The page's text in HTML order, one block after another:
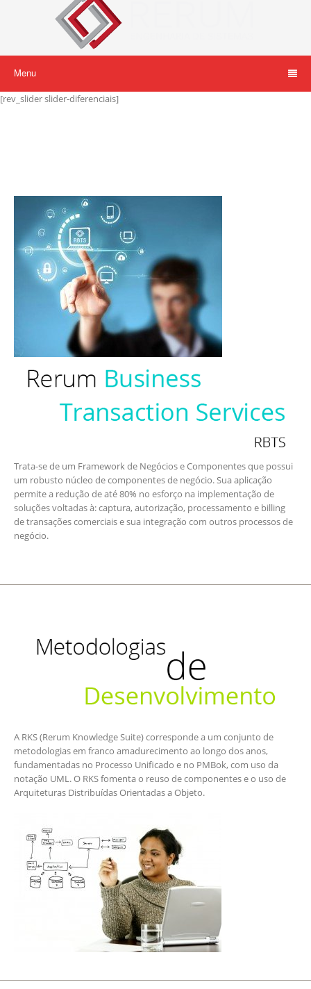
Menu
[rev_slider slider-diferenciais]
Trata-se de um Framework de Negócios e Componentes que possui
um robusto núcleo de componentes de negócio. Sua aplicação
permite a redução de até 80% no esforço na implementação de
soluções voltadas à: captura, autorização, processamento e billing
de transações comerciais e sua integração com outros processos de
negócio.
A RKS (Rerum Knowledge Suite) corresponde a um conjunto de
metodologias em franco amadurecimento ao longo dos anos,
fundamentadas no Processo Unificado e no PMBok, com uso da
notação UML. O RKS fomenta o reuso de componentes e o uso de
Arquiteturas Distribuídas Orientadas a Objeto.